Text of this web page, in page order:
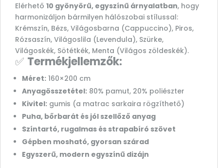
Elérhető 10 gyönyörű, egyszínű árnyalatban, hogy
harmonizáljon bármilyen hálószobai stílussal:
Krémszín, Bézs, Világosbarna (Cappuccino), Piros,
Rózsaszín, Világoslila (Levendula), Szürke,
Világoskék, Sötétkék, Menta (Világos zöldeskék).
✅ Termékjellemzők:
Méret: 160×200 cm
Anyagösszetétel: 80% pamut, 20% poliészter
Kivitel: gumis (a matrac sarkaira rögzíthető)
Puha, bőrbarát és jól szellőző anyag
Színtartó, rugalmas és strapabíró szövet
Gépben mosható, gyorsan szárad
Egyszerű, modern egyszínű dizájn